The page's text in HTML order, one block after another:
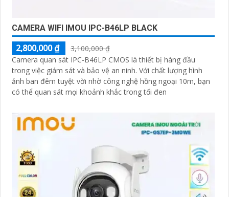
CAMERA WIFI IMOU IPC-B46LP BLACK
2,800,000 ₫
3,100,000 ₫
Camera quan sát IPC-B46LP CMOS là thiết bị hàng đầu
trong việc giám sát và bảo vệ an ninh. Với chất lượng hình
ảnh ban đêm tuyệt vời nhờ công nghệ hồng ngoại 10m, bạn
có thể quan sát mọi khoảnh khắc trong tối đen